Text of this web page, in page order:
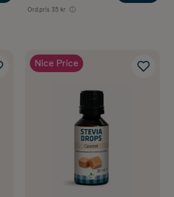
Ord.pris 35 kr
Nice Price